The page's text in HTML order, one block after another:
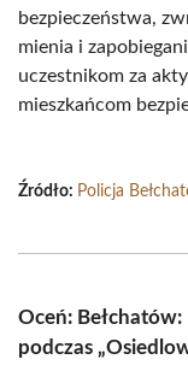
bezpieczeństwa,
mienia i
uczestnikom za
mieszkańcom
Źródło: Policja
Oceń:
podczas